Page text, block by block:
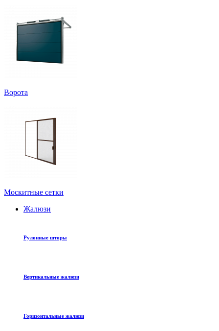
Ворота
Москитные сетки
Жалюзи
Рулонные шторы
Вертикальные жалюзи
Горизонтальные жалюзи